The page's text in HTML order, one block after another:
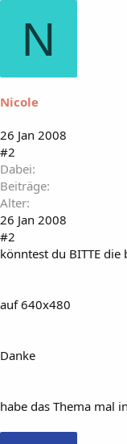
N
Nicole
26 Jan 2008
#2
Dabei
Beiträge
Alter
26 Jan 2008
#2
könntest du BITTE die
auf 640x480
Danke
habe das Thema mal